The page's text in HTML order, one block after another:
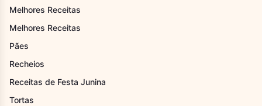
Melhores Receitas
Melhores Receitas
Pães
Recheios
Receitas de Festa Junina
Tortas